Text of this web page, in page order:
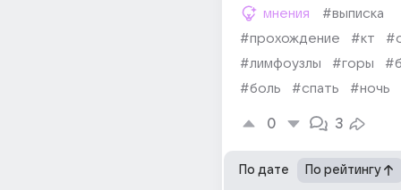
мнения
#выписка
#прохождение
#кт
#лимфоузлы
#горы
#боль
#спать #ночь
0 3
По дате По рейтингу